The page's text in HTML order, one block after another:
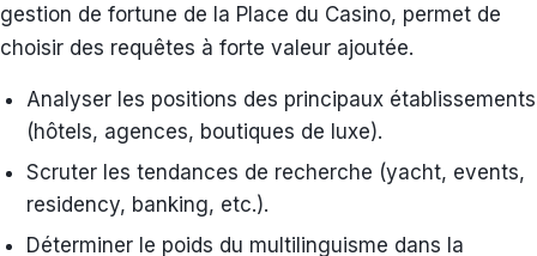
gestion de fortune de la Place du Casino, permet de
choisir des requêtes à forte valeur ajoutée.
Analyser les positions des principaux établissements
(hôtels, agences, boutiques de luxe).
Scruter les tendances de recherche (yacht, events,
residency, banking, etc.).
Déterminer le poids du multilinguisme dans la